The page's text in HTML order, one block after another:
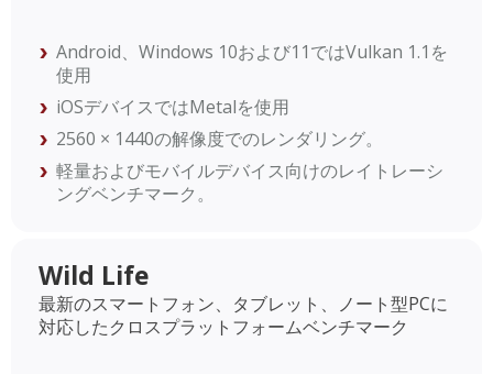
Android、Windows 10および11ではVulkan 1.1を
使用
iOSデバイスではMetalを使用
2560 × 1440の解像度でのレンダリング。
軽量およびモバイルデバイス向けのレイトレーシ
ングベンチマーク。
Wild Life
最新のスマートフォン、タブレット、ノート型PCに
対応したクロスプラットフォームベンチマーク